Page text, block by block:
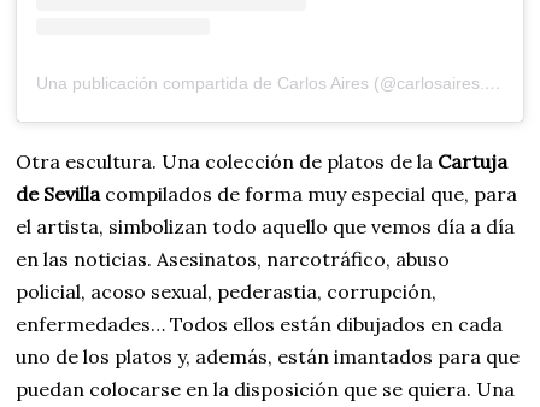
Una publicación compartida de Carlos Aires (@carlosaires.studio)
Otra escultura. Una colección de platos de la Cartuja
de Sevillacompilados de forma muy especial que, para
el artista, simbolizan todo aquello que vemos día a día
en las noticias. Asesinatos, narcotráfico, abuso
policial, acoso sexual, pederastia, corrupción,
enfermedades… Todos ellos están dibujados en cada
uno de los platos y, además, están imantados para que
puedan colocarse en la disposición que se quiera. Una